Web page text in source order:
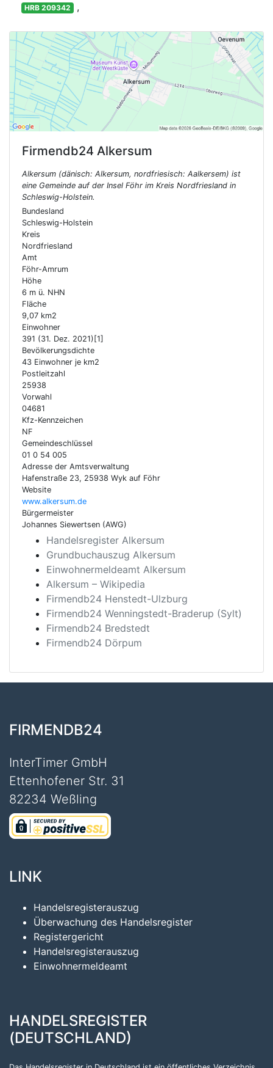
HRB 209342 ,
Firmendb24 Alkersum
Alkersum (dänisch: Alkersum, nordfriesisch: Aalkersem) ist
eine Gemeinde auf der Insel Föhr im Kreis Nordfriesland in
Schleswig-Holstein.
Bundesland
Schleswig-Holstein
Kreis
Nordfriesland
Amt
Föhr-Amrum
Höhe
6 m ü. NHN
Fläche
9,07 km2
Einwohner
391 (31. Dez. 2021)[1]
Bevölkerungsdichte
43 Einwohner je km2
Postleitzahl
25938
Vorwahl
04681
Kfz-Kennzeichen
NF
Gemeindeschlüssel
01 0 54 005
Adresse der Amtsverwaltung
Hafenstraße 23, 25938 Wyk auf Föhr
Website
www.alkersum.de
Bürgermeister
Johannes Siewertsen (AWG)
Handelsregister Alkersum
Grundbuchauszug Alkersum
Einwohnermeldeamt Alkersum
Alkersum – Wikipedia
Firmendb24 Henstedt-Ulzburg
Firmendb24 Wenningstedt-Braderup (Sylt)
Firmendb24 Bredstedt
Firmendb24 Dörpum
FIRMENDB24
InterTimer GmbH
Ettenhofener Str. 31
82234 Weßling
LINK
Handelsregisterauszug
Überwachung des Handelsregister
Registergericht
Handelsregisterauszug
Einwohnermeldeamt
HANDELSREGISTER
(DEUTSCHLAND)